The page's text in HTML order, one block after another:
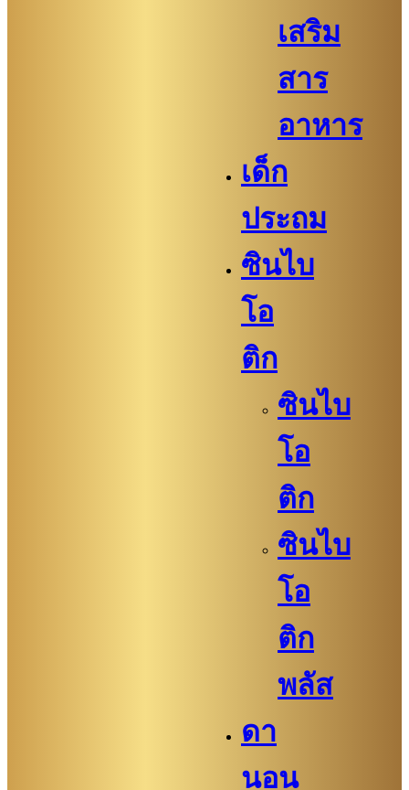
เสริม
สาร
อาหาร
เด็ก
ประถม
ซินไบ
โอ
ติก
ซินไบ
โอ
ติก
ซินไบ
โอ
ติก
พลัส
ดา
นอน